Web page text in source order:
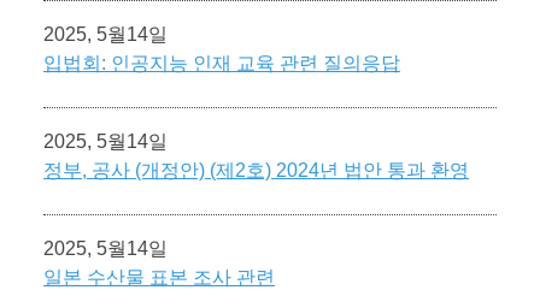
2025, 5월14일
입법회: 인공지능 인재 교육 관련 질의응답
2025, 5월14일
정부, 공사 (개정안) (제2호) 2024년 법안 통과 환영
2025, 5월14일
일본 수산물 표본 조사 관련